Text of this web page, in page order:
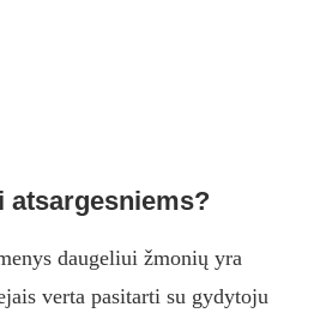
atsargesniems?
daugeliui žmonių yra
verta pasitarti su gydytoju